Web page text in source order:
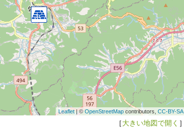
Leaflet| © OpenStreetMapcontributors, CC-BY-SA
［大きい地図で開く ］